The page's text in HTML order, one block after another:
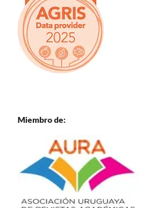
Miembro de: